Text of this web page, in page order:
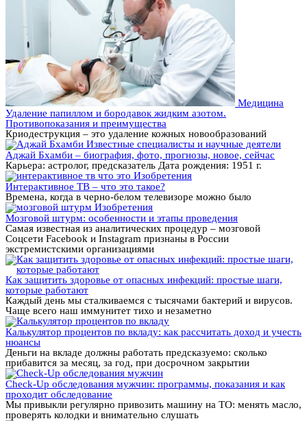
Медицина
Удаление папиллом и бородавок жидким азотом.
Противопоказания и преимущества
Криодеструкция – это удаление кожных новообразований
Известные специалисты и научные деятели
Аджай Бхамби – биография, фото, прогнозы, новое, сейчас
Карьера: астролог, предсказатель Дата рождения: 1951 г.
Изобретения
Интерактивное ТВ – что это такое?
Времена, когда в черно-белом телевизоре можно было
Изобретения
Мозговой штурм: особенности и этапы проведения
Самая известная из аналитических процедур – мозговой
Соцсети Facebook и Instagram признаны в России
экстремистскими организациями
Как защитить здоровье от опасных инфекций: простые шаги,
которые работают
Каждый день мы сталкиваемся с тысячами бактерий и вирусов.
Чаще всего наш иммунитет тихо и незаметно
Калькулятор процентов по вкладу: как рассчитать доход и учесть
нюансы
Деньги на вкладе должны работать предсказуемо: сколько
прибавится за месяц, за год, при досрочном закрытии
Check-Up обследования мужчин: программы, показания и как
проходит обследование
Мы привыкли регулярно привозить машину на ТО: менять масло,
проверять колодки и внимательно слушать